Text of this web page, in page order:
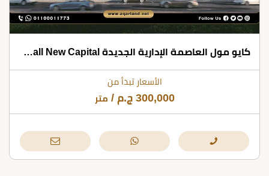
كايو مول العاصمة الإدارية الجديدة Cayo Mall New Capital شركة كونتاكت للتطوير العقاري
الأسعار تبدأ من
300,000 ج.م / متر